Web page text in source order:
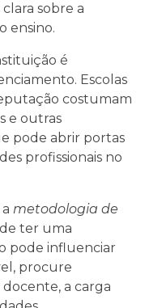
sobre a
ensino.
é
Escolas
costumam
e outras
pode abrir portas
profissionais no
metodologia de
ter uma
pode influenciar
procure
a carga